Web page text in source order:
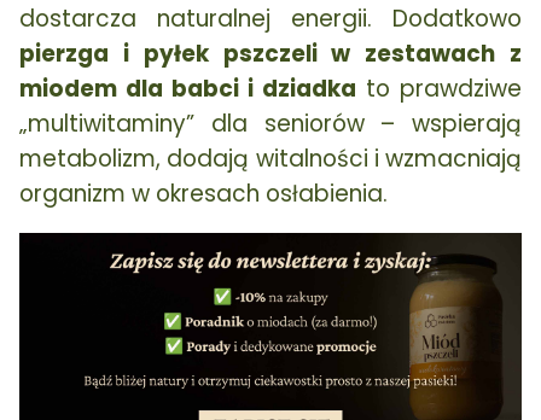
dostarcza naturalnej energii. Dodatkowo
pierzga i pyłek pszczeli w zestawach z
miodem dla babci i dziadka to prawdziwe
„multiwitaminy” dla seniorów – wspierają
metabolizm, dodają witalności i wzmacniają
organizm w okresach osłabienia.